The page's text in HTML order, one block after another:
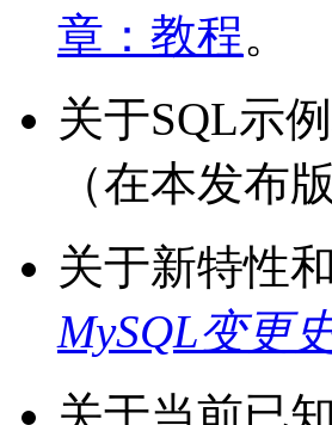
章：教程。
关于SQL示
（在本发布
关于新特性
MySQL变更